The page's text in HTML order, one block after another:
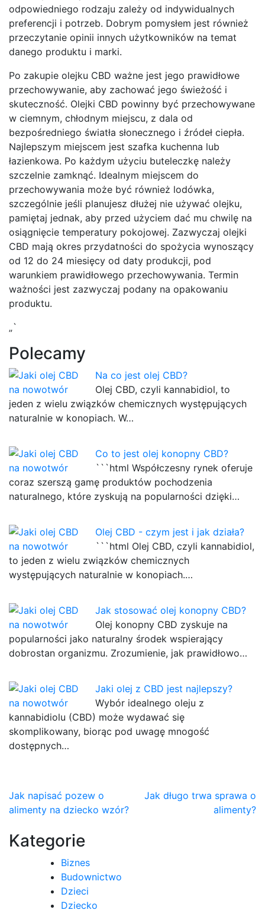
odpowiedniego rodzaju zależy od indywidualnych
preferencji i potrzeb. Dobrym pomysłem jest również
przeczytanie opinii innych użytkowników na temat
danego produktu i marki.
Po zakupie olejku CBD ważne jest jego prawidłowe
przechowywanie, aby zachować jego świeżość i
skuteczność. Olejki CBD powinny być przechowywane
w ciemnym, chłodnym miejscu, z dala od
bezpośredniego światła słonecznego i źródeł ciepła.
Najlepszym miejscem jest szafka kuchenna lub
łazienkowa. Po każdym użyciu buteleczkę należy
szczelnie zamknąć. Idealnym miejscem do
przechowywania może być również lodówka,
szczególnie jeśli planujesz dłużej nie używać olejku,
pamiętaj jednak, aby przed użyciem dać mu chwilę na
osiągnięcie temperatury pokojowej. Zazwyczaj olejki
CBD mają okres przydatności do spożycia wynoszący
od 12 do 24 miesięcy od daty produkcji, pod
warunkiem prawidłowego przechowywania. Termin
ważności jest zazwyczaj podany na opakowaniu
produktu.
„`
Polecamy
Na co jest olej CBD?
Olej CBD, czyli kannabidiol, to
jeden z wielu związków chemicznych występujących
naturalnie w konopiach. W…
Co to jest olej konopny CBD?
```html Współczesny rynek oferuje
coraz szerszą gamę produktów pochodzenia
naturalnego, które zyskują na popularności dzięki…
Olej CBD - czym jest i jak działa?
```html Olej CBD, czyli kannabidiol,
to jeden z wielu związków chemicznych
występujących naturalnie w konopiach.…
Jak stosować olej konopny CBD?
Olej konopny CBD zyskuje na
popularności jako naturalny środek wspierający
dobrostan organizmu. Zrozumienie, jak prawidłowo…
Jaki olej z CBD jest najlepszy?
Wybór idealnego oleju z
kannabidiolu (CBD) może wydawać się
skomplikowany, biorąc pod uwagę mnogość
dostępnych…
Nawigacja
wpisu
Jak napisać pozew o
alimenty na dziecko wzór?
Jak długo trwa sprawa o
alimenty?
Kategorie
Biznes
Budownictwo
Dzieci
Dziecko